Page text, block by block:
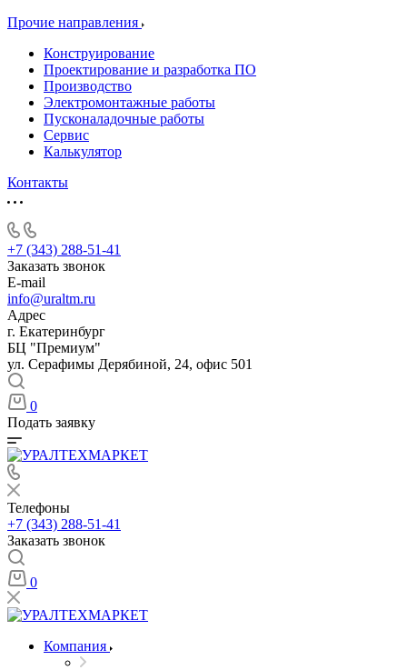
Прочие направления
Конструирование
Проектирование и разработка ПО
Производство
Электромонтажные работы
Пусконаладочные работы
Сервис
Калькулятор
Контакты
+7 (343) 288-51-41
Заказать звонок
E-mail
info@uraltm.ru
Адрес
г. Екатеринбург
БЦ "Премиум"
ул. Серафимы Дерябиной, 24, офис 501
0
Подать заявку
Телефоны
+7 (343) 288-51-41
Заказать звонок
0
Компания